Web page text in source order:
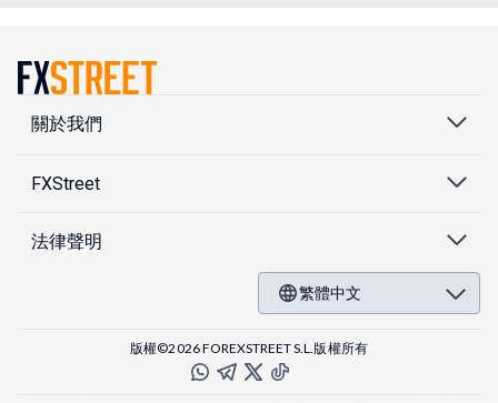
關於我們
FXStreet
法律聲明
繁體中文
版權©2026 FOREXSTREET S.L.版權所有